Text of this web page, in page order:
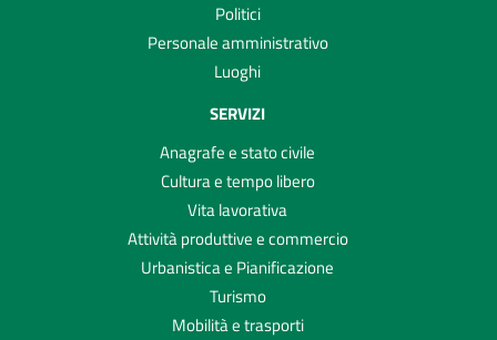
Politici
Personale amministrativo
Luoghi
SERVIZI
Anagrafe e stato civile
Cultura e tempo libero
Vita lavorativa
Attività produttive e commercio
Urbanistica e Pianificazione
Turismo
Mobilità e trasporti